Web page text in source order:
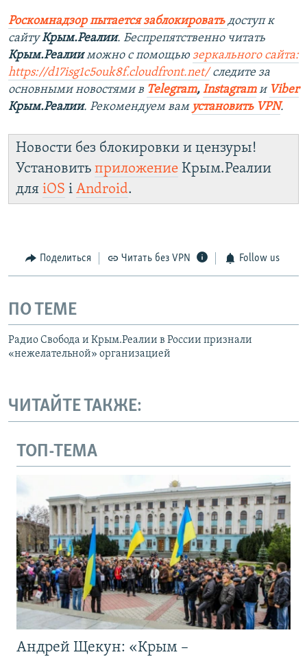
Роскомнадзор пытается заблокировать доступ к
сайтуКрым.Реалии. Беспрепятственно читать
Крым.Реалииможно с помощью зеркального сайта:
https://d17isg1c5ouk8f.cloudfront.net/ следите за
основными новостями в Telegram, Instagramи Viber
Крым.Реалии. Рекомендуем вам установить VPN.
Новости без блокировки и цензуры!
Установить приложение Крым.Реалии
для iOS і Android.
Поделиться Читать без VPN Follow us
ПО ТЕМЕ
Радио Свобода и Крым.Реалии в России признали
«нежелательной» организацией
ЧИТАЙТЕ ТАКЖЕ:
ТОП-ТЕМА
Андрей Щекун: «Крым –